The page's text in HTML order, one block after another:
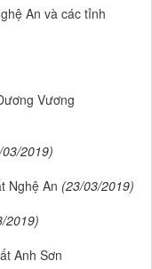
An và các tỉnh
Vương
2019)
Nghệ An (23/03/2019)
2019)
Anh Sơn